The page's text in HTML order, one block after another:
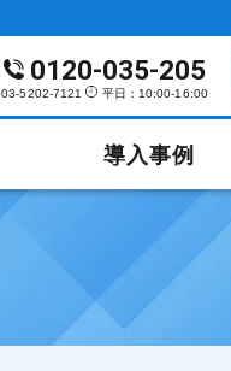
0120-035-205
03-5202-7121 平日：10:00-16:00
導入事例